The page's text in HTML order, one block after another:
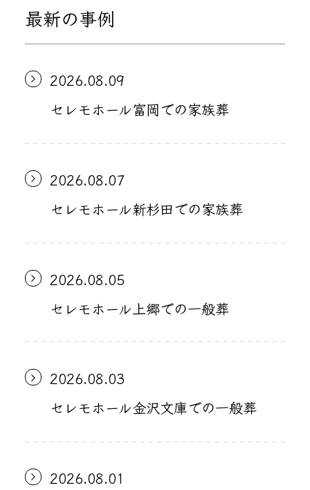
最新の事例
2026.08.09
セレモホール富岡での家族葬
2026.08.07
セレモホール新杉田での家族葬
2026.08.05
セレモホール上郷での一般葬
2026.08.03
セレモホール金沢文庫での一般葬
2026.08.01